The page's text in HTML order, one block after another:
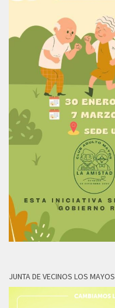
JUNTA DE VECINOS LOS MAYOS